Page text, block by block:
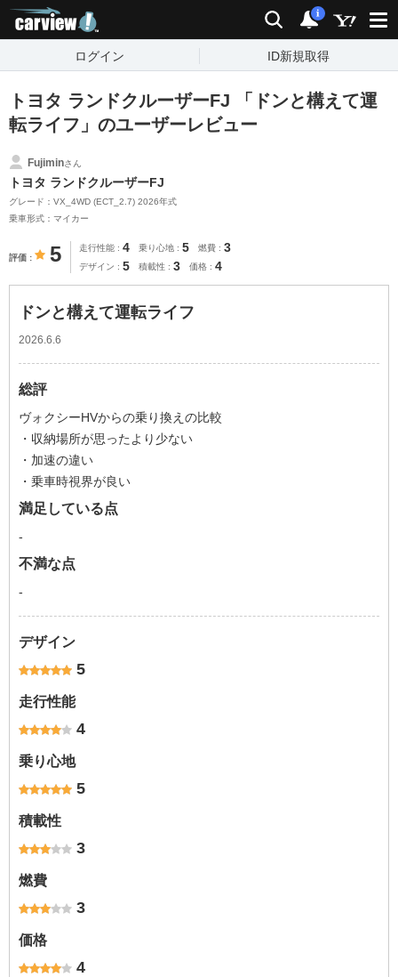
検索 通知
i
ログイン ID新規取得
トヨタ ランドクルーザーFJ 「ドンと構えて運
転ライフ」のユーザーレビュー
Fujiminさん
トヨタ ランドクルーザーFJ
グレード：VX_4WD (ECT_2.7) 2026年式
乗車形式：マイカー
評価 5 走行性能 4 乗り心地 5 燃費 3
デザイン 5 積載性 3 価格 4
ドンと構えて運転ライフ
2026.6.6
総評
ヴォクシーHVからの乗り換えの比較
・収納場所が思ったより少ない
・加速の違い
・乗車時視界が良い
満足している点
-
不満な点
-
デザイン
5
走行性能
4
乗り心地
5
積載性
3
燃費
3
価格
4